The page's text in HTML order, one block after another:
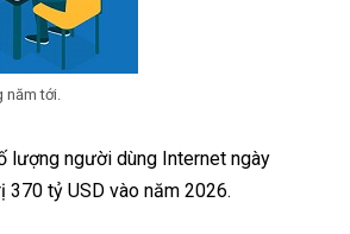
tới.
lượng người dùng Internet ngày
tỷ USD vào năm 2026.